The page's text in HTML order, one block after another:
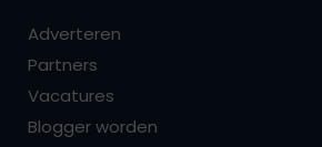
Adverteren
Partners
Vacatures
Blogger worden